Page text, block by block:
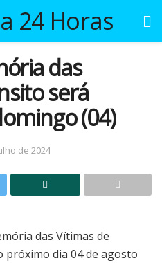
das
será
(04)
de 2024
das Vítimas de
próximo dia 04 de agosto